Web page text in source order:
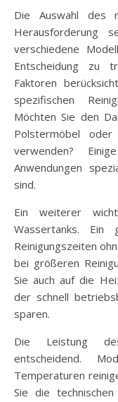
Die Auswahl des
verschiedene
Entscheidung zu
Faktoren
spezifischen
Möchten Sie den
Polstermöbel
verwenden?
Anwendungen
sind.
Ein weiterer
Wassertanks. Ein
Reinigungszeiten
bei größeren
Sie auch auf die
der schnell
sparen.
Die Leistung
entscheidend.
Temperaturen
Sie die